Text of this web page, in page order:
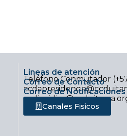
Lineas de atención
Teléfono Conmutador
Correo de Contacto
Correo de Notificaciones
Canales Fisicos